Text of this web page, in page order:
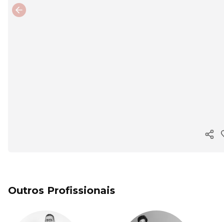
Previous slide
Outros Profissionais